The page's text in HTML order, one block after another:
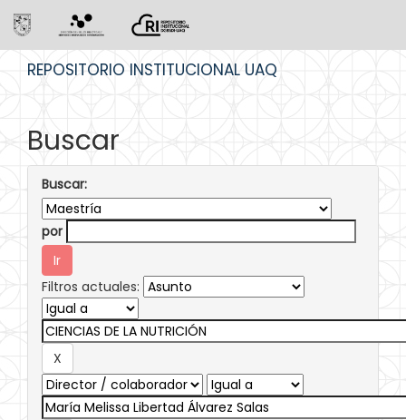
REPOSITORIO INSTITUCIONAL UAQ
Buscar
Buscar:
por
Filtros actuales: